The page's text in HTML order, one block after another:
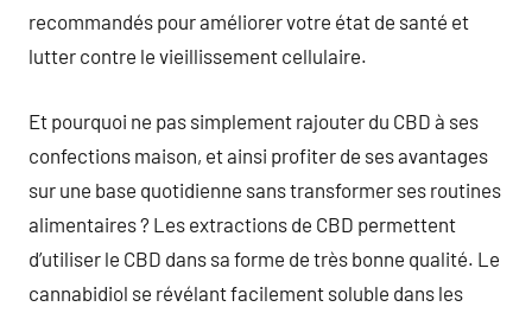
recommandés pour améliorer votre état de santé et
lutter contre le vieillissement cellulaire.
Et pourquoi ne pas simplement rajouter du CBD à ses
confections maison, et ainsi profiter de ses avantages
sur une base quotidienne sans transformer ses routines
alimentaires ? Les extractions de CBD permettent
d’utiliser le CBD dans sa forme de très bonne qualité. Le
cannabidiol se révélant facilement soluble dans les